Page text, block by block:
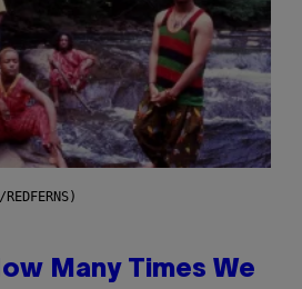
Many Times We